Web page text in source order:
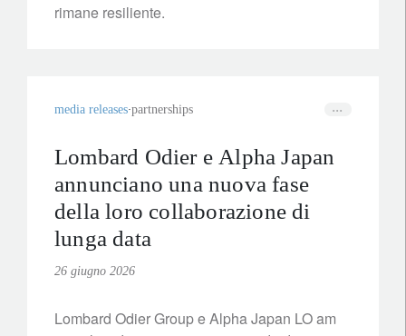
rimane resiliente.
media releases partnerships
Lombard Odier e Alpha Japan
annunciano una nuova fase
della loro collaborazione di
lunga data
26 giugno 2026
Lombard Odier Group e Alpha Japan LO am